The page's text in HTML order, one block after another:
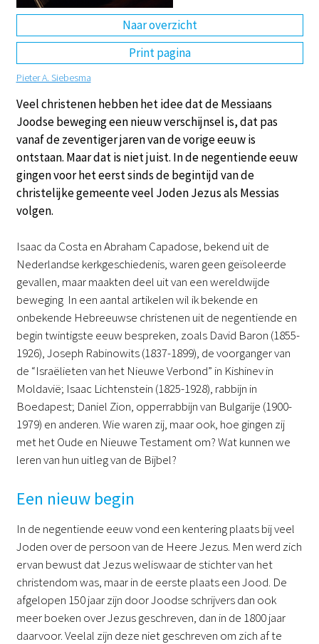
Naar overzicht
Print pagina
Pieter A. Siebesma
Veel christenen hebben het idee dat de Messiaans
Joodse beweging een nieuw verschijnsel is, dat pas
vanaf de zeventiger jaren van de vorige eeuw is
ontstaan. Maar dat is niet juist. In de negentiende eeuw
gingen voor het eerst sinds de begintijd van de
christelijke gemeente veel Joden Jezus als Messias
volgen.
Isaac da Costa en Abraham Capadose, bekend uit de
Nederlandse kerkgeschiedenis, waren geen geïsoleerde
gevallen, maar maakten deel uit van een wereldwijde
beweging In een aantal artikelen wil ik bekende en
onbekende Hebreeuwse christenen uit de negentiende en
begin twintigste eeuw bespreken, zoals David Baron (1855-
1926), Joseph Rabinowits (1837-1899), de voorganger van
de “Israëlieten van het Nieuwe Verbond” in Kishinev in
Moldavië; Isaac Lichtenstein (1825-1928), rabbijn in
Boedapest; Daniel Zion, opperrabbijn van Bulgarije (1900-
1979) en anderen. Wie waren zij, maar ook, hoe gingen zij
met het Oude en Nieuwe Testament om? Wat kunnen we
leren van hun uitleg van de Bijbel?
Een nieuw begin
In de negentiende eeuw vond een kentering plaats bij veel
Joden over de persoon van de Heere Jezus. Men werd zich
ervan bewust dat Jezus weliswaar de stichter van het
christendom was, maar in de eerste plaats een Jood. De
afgelopen 150 jaar zijn door Joodse schrijvers dan ook
meer boeken over Jezus geschreven, dan in de 1800 jaar
daarvoor. Veelal zijn deze niet geschreven om zich af te
DE EN